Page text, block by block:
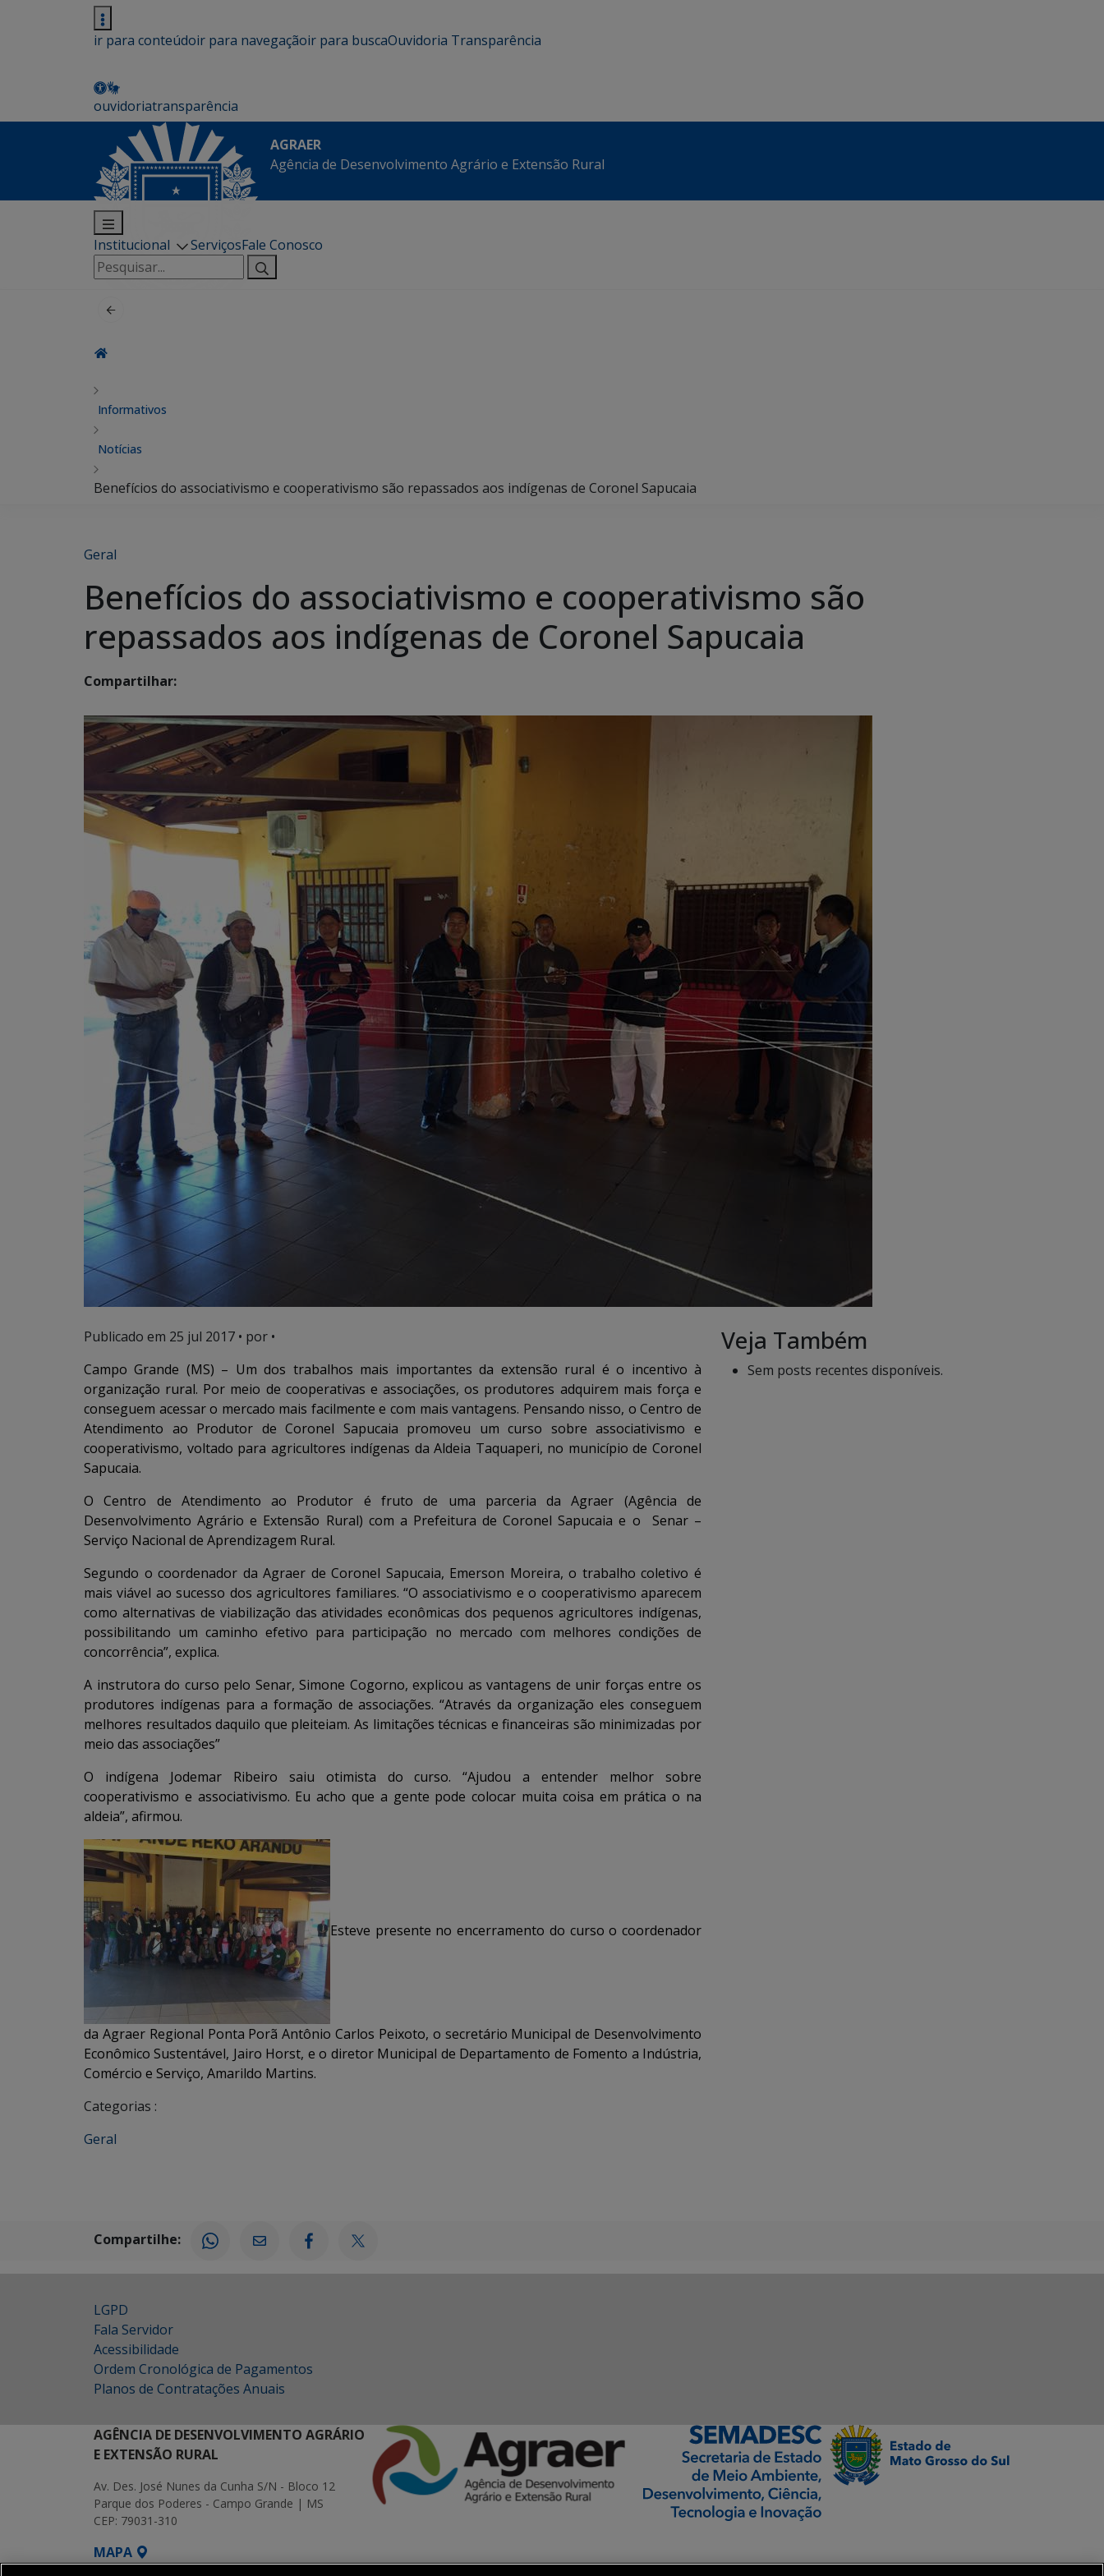
ir para conteúdoir para navegaçãoir para buscaOuvidoria Transparência
ouvidoriatransparência
AGRAER
Agência de Desenvolvimento Agrário e Extensão Rural
Institucional ServiçosFale Conosco
Pesquisar
por:
Informativos
Notícias
Benefícios do associativismo e cooperativismo são repassados aos indígenas de Coronel Sapucaia
Geral
Benefícios do associativismo e cooperativismo são
repassados aos indígenas de Coronel Sapucaia
Compartilhar:
Publicado em 25 jul 2017 • por •
Campo Grande (MS) – Um dos trabalhos mais importantes da extensão rural é o incentivo à
organização rural. Por meio de cooperativas e associações, os produtores adquirem mais força e
conseguem acessar o mercado mais facilmente e com mais vantagens. Pensando nisso, o Centro de
Atendimento ao Produtor de Coronel Sapucaia promoveu um curso sobre associativismo e
cooperativismo, voltado para agricultores indígenas da Aldeia Taquaperi, no município de Coronel
Sapucaia.
O Centro de Atendimento ao Produtor é fruto de uma parceria da Agraer (Agência de
Desenvolvimento Agrário e Extensão Rural) com a Prefeitura de Coronel Sapucaia e o Senar –
Serviço Nacional de Aprendizagem Rural.
Segundo o coordenador da Agraer de Coronel Sapucaia, Emerson Moreira, o trabalho coletivo é
mais viável ao sucesso dos agricultores familiares. “O associativismo e o cooperativismo aparecem
como alternativas de viabilização das atividades econômicas dos pequenos agricultores indígenas,
possibilitando um caminho efetivo para participação no mercado com melhores condições de
concorrência”, explica.
A instrutora do curso pelo Senar, Simone Cogorno, explicou as vantagens de unir forças entre os
produtores indígenas para a formação de associações. “Através da organização eles conseguem
melhores resultados daquilo que pleiteiam. As limitações técnicas e financeiras são minimizadas por
meio das associações”
O indígena Jodemar Ribeiro saiu otimista do curso. “Ajudou a entender melhor sobre
cooperativismo e associativismo. Eu acho que a gente pode colocar muita coisa em prática o na
aldeia”, afirmou.
Esteve presente no encerramento do curso o coordenador
da Agraer Regional Ponta Porã Antônio Carlos Peixoto, o secretário Municipal de Desenvolvimento
Econômico Sustentável, Jairo Horst, e o diretor Municipal de Departamento de Fomento a Indústria,
Comércio e Serviço, Amarildo Martins.
Categorias :
Geral
Veja Também
Sem posts recentes disponíveis.
Compartilhe:
LGPD
Fala Servidor
Acessibilidade
Ordem Cronológica de Pagamentos
Planos de Contratações Anuais
AGÊNCIA DE DESENVOLVIMENTO AGRÁRIO
E EXTENSÃO RURAL
Av. Des. José Nunes da Cunha S/N - Bloco 12
Parque dos Poderes - Campo Grande | MS
CEP: 79031-310
MAPA